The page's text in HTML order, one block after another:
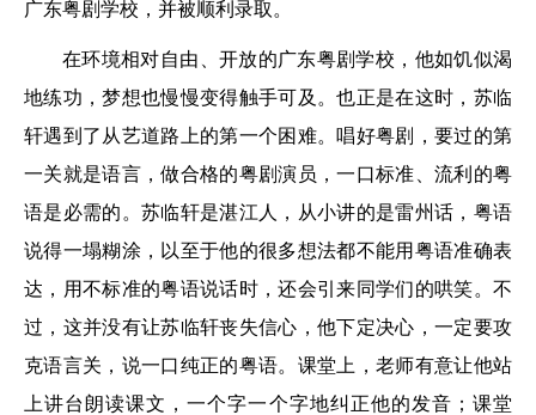
广东粤剧学校，并被顺利录取。
在环境相对自由、开放的广东粤剧学校，他如饥似渴
地练功，梦想也慢慢变得触手可及。也正是在这时，苏临
轩遇到了从艺道路上的第一个困难。唱好粤剧，要过的第
一关就是语言，做合格的粤剧演员，一口标准、流利的粤
语是必需的。苏临轩是湛江人，从小讲的是雷州话，粤语
说得一塌糊涂，以至于他的很多想法都不能用粤语准确表
达，用不标准的粤语说话时，还会引来同学们的哄笑。不
过，这并没有让苏临轩丧失信心，他下定决心，一定要攻
克语言关，说一口纯正的粤语。课堂上，老师有意让他站
上讲台朗读课文，一个字一个字地纠正他的发音；课堂